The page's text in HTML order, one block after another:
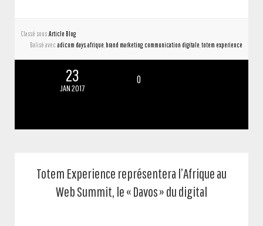
Classé sous :Article Blog
Balisé avec :adicom days ,afrique brand marketing communication digitale ,totem experience
23
JAN 2017
0
Totem Experience représentera l’Afrique au
Web Summit, le « Davos » du digital